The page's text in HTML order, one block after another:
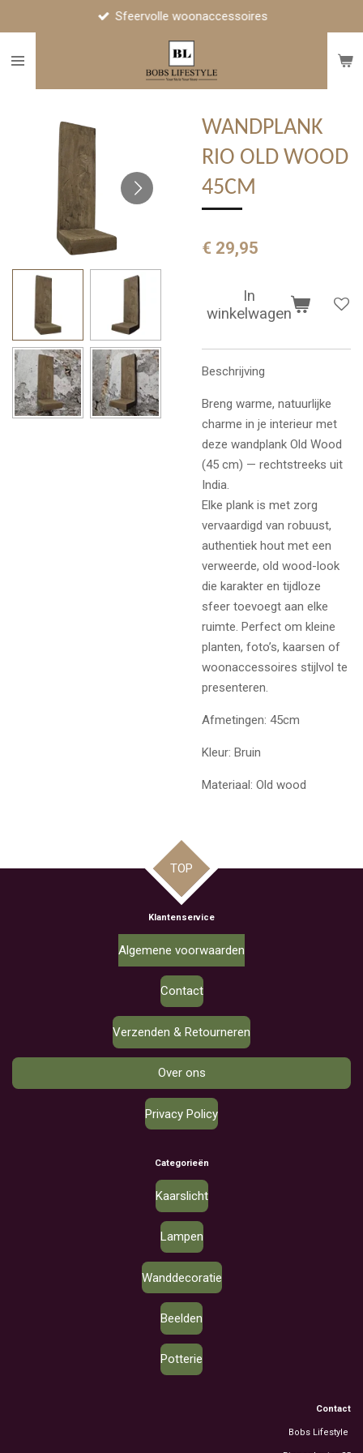
naar
Sfeervolle woonaccessoires
WANDPLANK
RIO OLD WOOD
45CM
€ 29,95
In
winkelwagen
Beschrijving
Breng warme, natuurlijke
charme in je interieur met
deze wandplank Old Wood
(45 cm) — rechtstreeks uit
India.
Elke plank is met zorg
vervaardigd van robuust,
authentiek hout met een
verweerde, old wood-look
die karakter en tijdloze
sfeer toevoegt aan elke
ruimte. Perfect om kleine
planten, foto’s, kaarsen of
woonaccessoires stijlvol te
presenteren.
Afmetingen: 45cm
Kleur: Bruin
Materiaal: Old wood
TOP
Klantenservice
Algemene voorwaarden
Contact
Verzenden & Retourneren
Over ons
Privacy Policy
Categorieën
Kaarslicht
Lampen
Wanddecoratie
Beelden
Potterie
Contact
Bobs Lifestyle